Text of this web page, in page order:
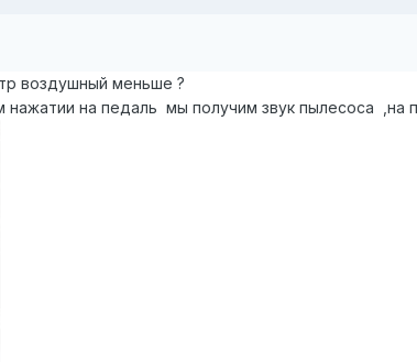
воздушный меньше ?
на педаль мы получим звук пылесоса ,на